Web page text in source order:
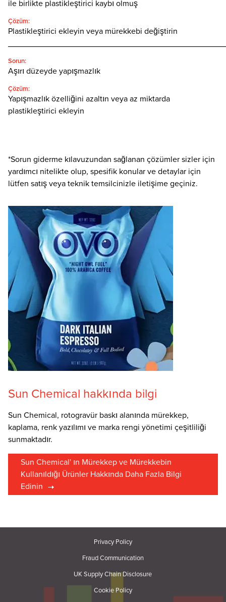
ile birlikte plastikleştirici kaybı olmuş
Çözüm:
Plastikleştirici ekleyin veya mürekkebi değiştirin
Sorun:
Aşırı düzeyde yapışmazlık
Çözüm:
Yapışmazlık özelliğini azaltın veya az miktarda
plastikleştirici ekleyin
*Sorun giderme kılavuzundan sağlanan çözümler sizler için
yardımcı nitelikte olup, spesifik konular ve detaylar için
lütfen satış veya teknik temsilcinizle iletişime geçiniz.
Sun Chemical hakkında bilgi
Sun Chemical, rotogravür baskı alanında mürekkep,
kaplama, renk yazılımı ve marka rengi yönetimi çeşitliliği
sunmaktadır.
Sun Chemical' ın Mürekkep ve Mürekkebin
Kullanıldığı Ürünler Hakkında Daha Fazla Bilgi
Edinin
Privacy Policy
Fraud Communication
UK Supply Chain Disclosure
Cookie Policy